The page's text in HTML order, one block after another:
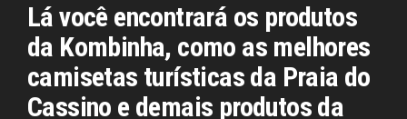
Lá você encontrará os produtos
da Kombinha, como as melhores
camisetas turísticas da Praia do
Cassino e demais produtos da